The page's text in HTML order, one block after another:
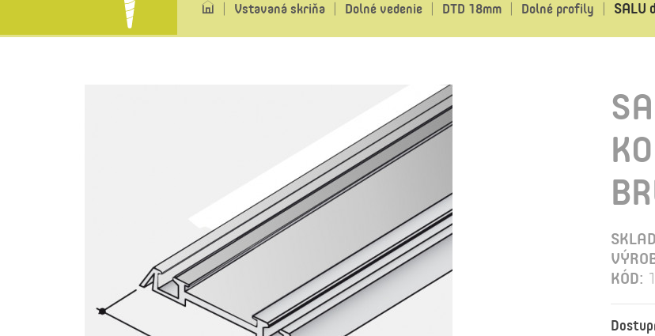
Vstavaná skriňa Dolné vedenie DTD 18mm Dolné profily SALU
KÓD: